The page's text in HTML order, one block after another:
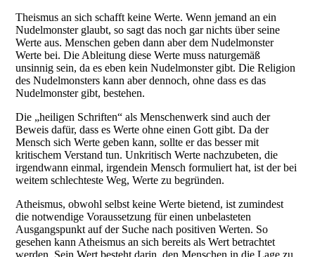
Theismus an sich schafft keine Werte. Wenn jemand an ein
Nudelmonster glaubt, so sagt das noch gar nichts über seine
Werte aus. Menschen geben dann aber dem Nudelmonster
Werte bei. Die Ableitung diese Werte muss naturgemäß
unsinnig sein, da es eben kein Nudelmonster gibt. Die Religion
des Nudelmonsters kann aber dennoch, ohne dass es das
Nudelmonster gibt, bestehen.
Die „heiligen Schriften“ als Menschenwerk sind auch der
Beweis dafür, dass es Werte ohne einen Gott gibt. Da der
Mensch sich Werte geben kann, sollte er das besser mit
kritischem Verstand tun. Unkritisch Werte nachzubeten, die
irgendwann einmal, irgendein Mensch formuliert hat, ist der bei
weitem schlechteste Weg, Werte zu begründen.
Atheismus, obwohl selbst keine Werte bietend, ist zumindest
die notwendige Voraussetzung für einen unbelasteten
Ausgangspunkt auf der Suche nach positiven Werten. So
gesehen kann Atheismus an sich bereits als Wert betrachtet
werden. Sein Wert besteht darin, den Menschen in die Lage zu